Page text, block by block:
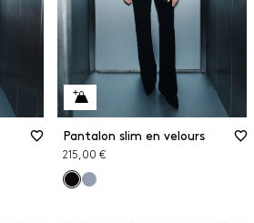
Pantalon slim en velours
215,00 €